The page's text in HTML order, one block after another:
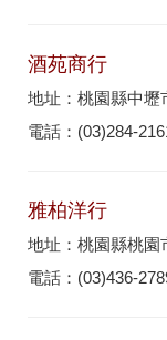
酒苑商行
地址：桃園縣中壢
電話：(03)284-
雅柏洋行
地址：桃園縣桃園
電話：(03)436-